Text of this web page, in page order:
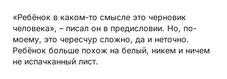
«Ребёнок в каком-то смысле это черновик
человека», – писал он в предисловии. Но, по-
моему, это чересчур сложно, да и неточно.
Ребёнок больше похож на белый, никем и ничем
не испачканный лист.